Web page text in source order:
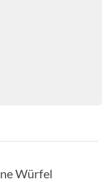
Würfel